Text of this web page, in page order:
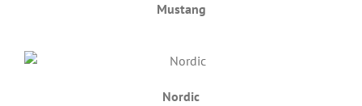
Mustang
Nordic